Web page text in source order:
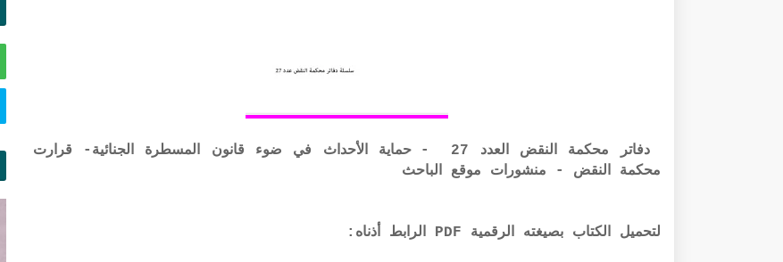
دفاتر محكمة النقض العدد 27 - حماية الأحداث في ضوء قانون المسطرة الجنائية- قرارت
محكمة النقض - منشورات موقع الباحث
لتحميل الكتاب بصيغته الرقمية PDF الرابط أذناه: